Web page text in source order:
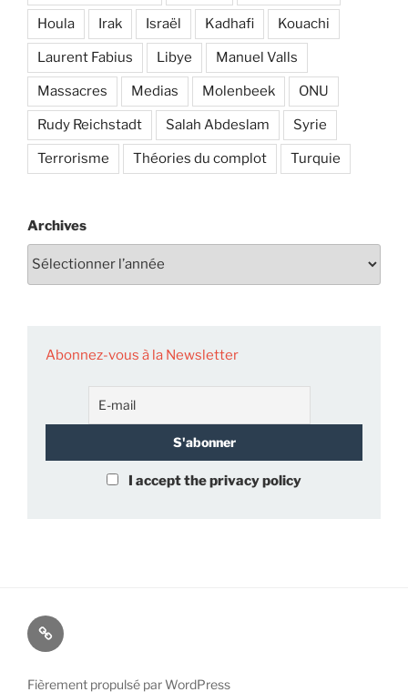
Houla Irak Israël Kadhafi Kouachi
Laurent Fabius Libye Manuel Valls
Massacres Medias Molenbeek ONU
Rudy Reichstadt Salah Abdeslam Syrie
Terrorisme Théories du complot Turquie
Archives
Abonnez-vous à la Newsletter
I accept the privacy policy
À
propos
Fièrement propulsé par WordPress